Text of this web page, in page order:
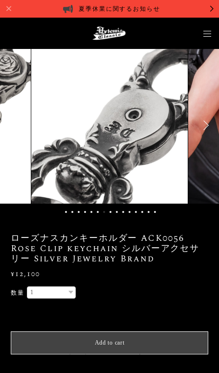
夏季休業に関するお知らせ
ローズナスカンキーホルダー ACK0056
Rose Clip keychain シルバーアクセサ
リー Silver Jewelry Brand
¥12,100
数量
Add to cart